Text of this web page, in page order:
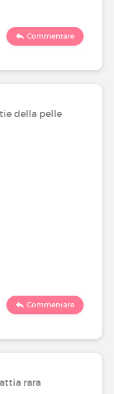
Commentare
della pelle
Commentare
rara